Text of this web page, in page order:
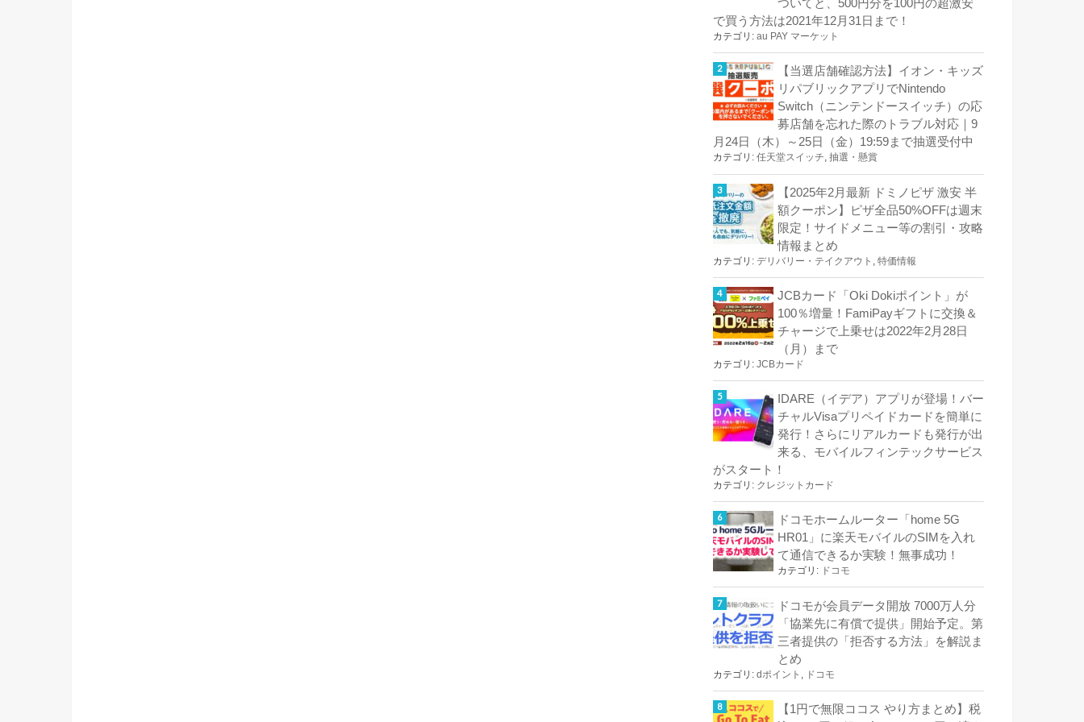
ついてと、500円分を100円の超激安
で買う方法は2021年12月31日まで！
カテゴリ: au PAY マーケット
【当選店舗確認方法】イオン・キッズ
リパブリックアプリでNintendo
Switch（ニンテンドースイッチ）の応
募店舗を忘れた際のトラブル対応｜9
月24日（木）～25日（金）19:59まで抽選受付中
カテゴリ: 任天堂スイッチ, 抽選・懸賞
【2025年2月最新 ドミノピザ 激安 半
額クーポン】ピザ全品50%OFFは週末
限定！サイドメニュー等の割引・攻略
情報まとめ
カテゴリ: デリバリー・テイクアウト 特価情報
JCBカード「Oki Dokiポイント」が
100％増量！FamiPayギフトに交換＆
チャージで上乗せは2022年2月28日
（月）まで
カテゴリ: JCBカード
IDARE（イデア）アプリが登場！バー
チャルVisaプリペイドカードを簡単に
発行！さらにリアルカードも発行が出
来る、モバイルフィンテックサービス
がスタート！
カテゴリ: クレジットカード
ドコモホームルーター「home 5G
HR01」に楽天モバイルのSIMを入れ
て通信できるか実験！無事成功！
カテゴリ: ドコモ
ドコモが会員データ開放 7000万人分
「協業先に有償で提供」開始予定。第
三者提供の「拒否する方法」を解説ま
とめ
カテゴリ: dポイント ドコモ
【1円で無限ココス やり方まとめ】税